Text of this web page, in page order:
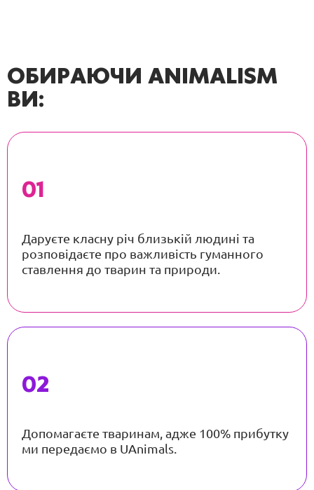
ОБИРАЮЧИ ANIMALISM
ВИ:
Даруєте класну річ близькій людині та
розповідаєте про важливість гуманного
ставлення до тварин та природи.
Допомагаєте тваринам, адже 100% прибутку
ми передаємо в UAnimals.